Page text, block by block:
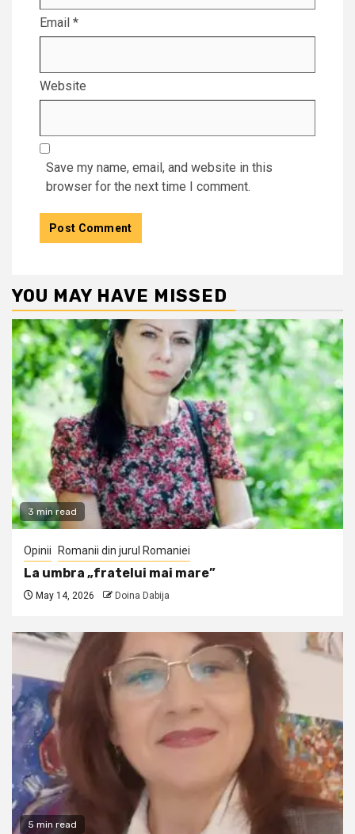
Email *
Website
Save my name, email, and website in this
browser for the next time I comment.
YOU MAY HAVE MISSED
3 min read
Opinii Romanii din jurul Romaniei
La umbra „fratelui mai mare”
May 14, 2026 Doina Dabija
5 min read